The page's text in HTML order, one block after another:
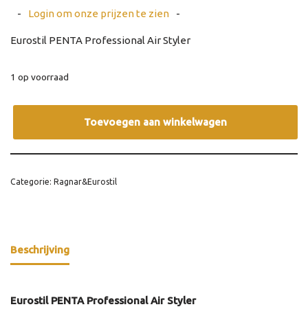
- Login om onze prijzen te zien -
Eurostil PENTA Professional Air Styler
1 op voorraad
Toevoegen aan winkelwagen
Categorie: Ragnar&Eurostil
Beschrijving
Eurostil PENTA Professional Air Styler